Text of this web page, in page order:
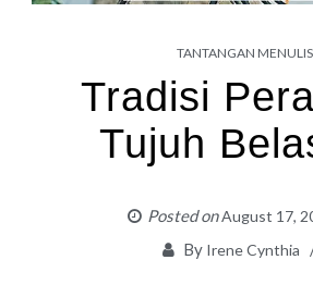
TANTANGAN MENULIS
Tradisi
Tujuh
Posted onAugust 17,
By Irene Cynthia